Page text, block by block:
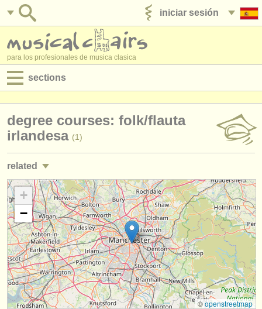
iniciar sesión
para los profesionales de musica clasica
sections
empleos - interpretación
empleos - administración
degree courses
cursillos
concursos
instrumentos en venta
instrumentos robados
degree courses: folk/flauta
irlandesa (1)
related
empleos - interpretación: flauta (19)
empleos - enseñanza: flauta (1)
cursos/masterclass flauta (15)
degree courses: flauta (10)
degree courses: baroque flute (2)
+
−
©openstreetmap